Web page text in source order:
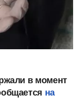
в момент
на